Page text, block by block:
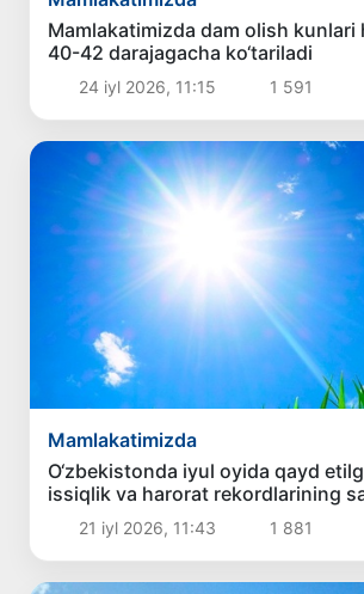
Mamlakatimizda dam olish kunlari
40-42 darajagacha ko‘tariladi
24 iyl 2026, 11:15 1 591
Mamlakatimizda
O‘zbekistonda iyul oyida qayd
issiqlik va harorat rekordlarining
21 iyl 2026, 11:43 1 881